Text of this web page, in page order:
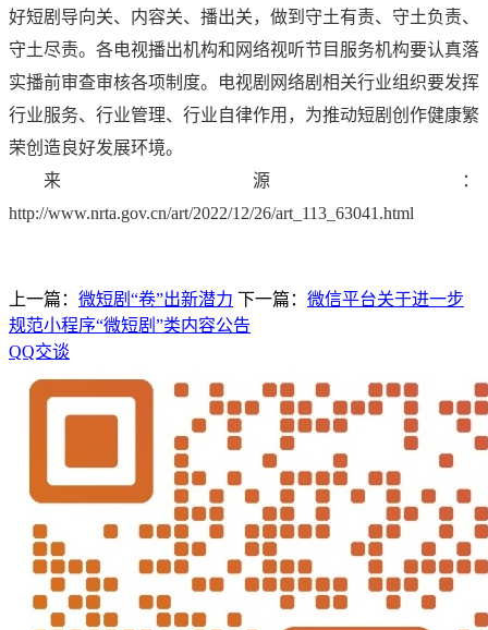
好短剧导向关、内容关、播出关，做到守土有责、守土负责、
守土尽责。各电视播出机构和网络视听节目服务机构要认真落
实播前审查审核各项制度。电视剧网络剧相关行业组织要发挥
行业服务、行业管理、行业自律作用，为推动短剧创作健康繁
荣创造良好发展环境。
来源：
http://www.nrta.gov.cn/art/2022/12/26/art_113_63041.html
上一篇： 微短剧“卷”出新潜力 下一篇： 微信平台关于进一步
规范小程序“微短剧”类内容公告
QQ交谈